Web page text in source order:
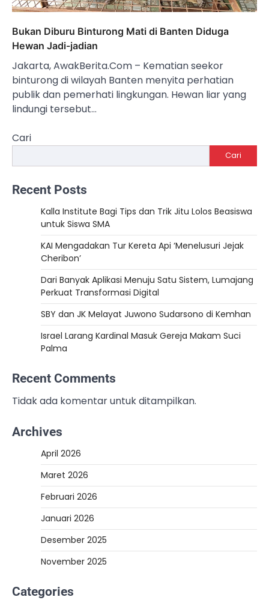
Bukan Diburu Binturong Mati di Banten Diduga
Hewan Jadi-jadian
Jakarta, AwakBerita.Com – Kematian seekor
binturong di wilayah Banten menyita perhatian
publik dan pemerhati lingkungan. Hewan liar yang
lindungi tersebut…
Cari
Cari
Recent Posts
Kalla Institute Bagi Tips dan Trik Jitu Lolos Beasiswa
untuk Siswa SMA
KAI Mengadakan Tur Kereta Api ‘Menelusuri Jejak
Cheribon’
Dari Banyak Aplikasi Menuju Satu Sistem, Lumajang
Perkuat Transformasi Digital
SBY dan JK Melayat Juwono Sudarsono di Kemhan
Israel Larang Kardinal Masuk Gereja Makam Suci
Palma
Recent Comments
Tidak ada komentar untuk ditampilkan.
Archives
April 2026
Maret 2026
Februari 2026
Januari 2026
Desember 2025
November 2025
Categories